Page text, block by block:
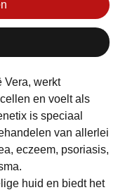
Vera, werkt
en voelt als
is speciaal
van allerlei
eczeem, psoriasis,
huid en biedt het